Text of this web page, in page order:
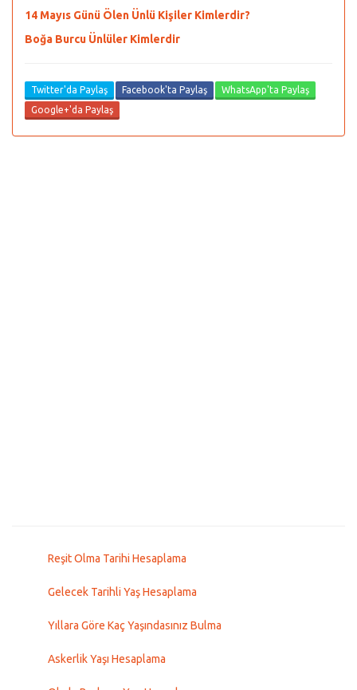
14 Mayıs Günü Ölen Ünlü Kişiler Kimlerdir?
Boğa Burcu Ünlüler Kimlerdir
Twitter'da Paylaş Facebook'ta Paylaş
WhatsApp'ta Paylaş
Google+'da Paylaş
Reşit Olma Tarihi Hesaplama
Gelecek Tarihli Yaş Hesaplama
Yıllara Göre Kaç Yaşındasınız Bulma
Askerlik Yaşı Hesaplama